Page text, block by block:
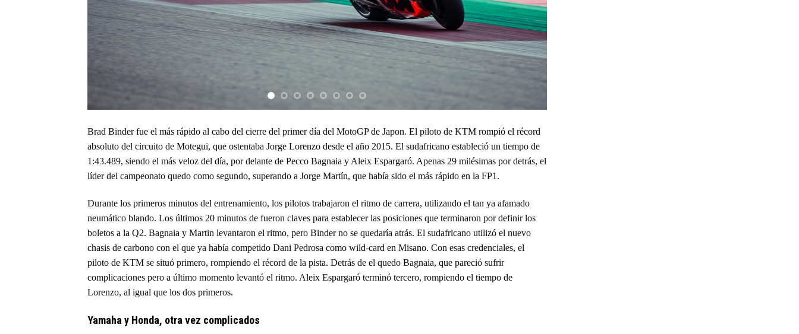
Brad Binder fue el más rápido al cabo del cierre del primer día del MotoGP de Japon. El piloto de KTM rompió el récord
absoluto del circuito de Motegui, que ostentaba Jorge Lorenzo desde el año 2015. El sudafricano estableció un tiempo de
1:43.489, siendo el más veloz del día, por delante de Pecco Bagnaia y Aleix Espargaró. Apenas 29 milésimas por detrás, el
líder del campeonato quedo como segundo, superando a Jorge Martín, que había sido el más rápido en la FP1.
Durante los primeros minutos del entrenamiento, los pilotos trabajaron el ritmo de carrera, utilizando el tan ya afamado
neumático blando. Los últimos 20 minutos de fueron claves para establecer las posiciones que terminaron por definir los
boletos a la Q2. Bagnaia y Martin levantaron el ritmo, pero Binder no se quedaría atrás. El sudafricano utilizó el nuevo
chasis de carbono con el que ya había competido Dani Pedrosa como wild-card en Misano. Con esas credenciales, el
piloto de KTM se situó primero, rompiendo el récord de la pista. Detrás de el quedo Bagnaia, que pareció sufrir
complicaciones pero a último momento levantó el ritmo. Aleix Espargaró terminó tercero, rompiendo el tiempo de
Lorenzo, al igual que los dos primeros.
Yamaha y Honda, otra vez complicados